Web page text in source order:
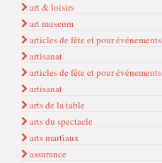
art & loisirs
art museum
arti̇cles de fête et pour événements
arti̇sanat
articles de fête et pour événements
artisanat
arts de la table
arts du spectacle
arts marti̇aux
assurance